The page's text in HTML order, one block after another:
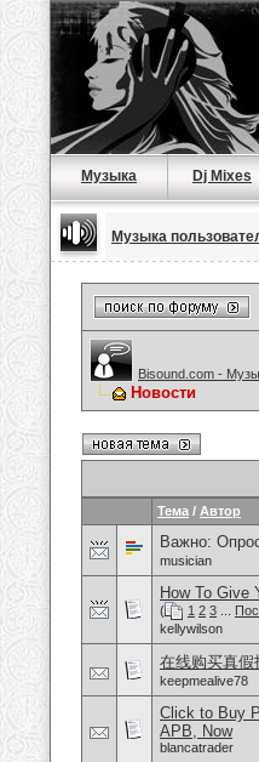
Музыка Dj Mixes
Музыка
Bisound.com -
Новости
Тема / Автор
Важно:
musician
How To Give
( 1 2 3
kellywilson
在线购买真假
keepmealive78
Click to Buy
APB, Now
blancatrader